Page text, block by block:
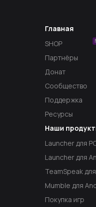
Главная
SHOP
Партнёры
Донат
Сообщество
Поддержка
Ресурсы
Наши
Launcher для
Launcher для
TeamSpeak
Mumble для
Покупка игр